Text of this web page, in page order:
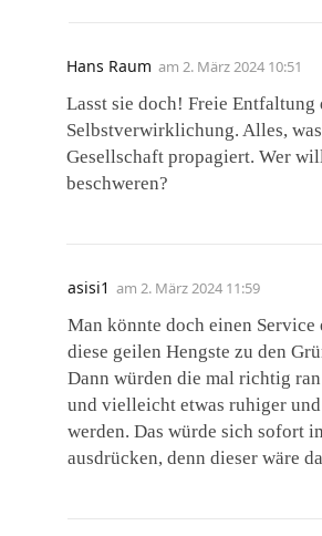
Hans Raum am 2. März 2024 10:51
Lasst sie doch! Freie Entfaltung
Selbstverwirklichung. Alles,
Gesellschaft propagiert. Wer
beschweren?
asisi1 am 2. März 2024 11:59
Man könnte doch einen
diese geilen Hengste zu den
Dann würden die mal richtig
und vielleicht etwas ruhiger und
werden. Das würde sich sofort
ausdrücken, denn dieser wäre